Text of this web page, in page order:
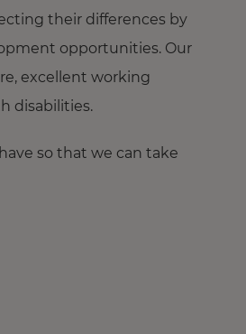
their differences by
opportunities. Our
excellent working
disabilities.
so that we can take